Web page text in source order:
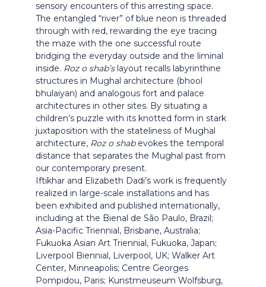
sensory encounters of this arresting space.
The entangled “river” of blue neon is threaded
through with red, rewarding the eye tracing
the maze with the one successful route
bridging the everyday outside and the liminal
inside. Roz o shab’slayout recalls labyrinthine
structures in Mughal architecture (bhool
bhulaiyan) and analogous fort and palace
architectures in other sites. By situating a
children’s puzzle with its knotted form in stark
juxtaposition with the stateliness of Mughal
architecture, Roz o shabevokes the temporal
distance that separates the Mughal past from
our contemporary present.
Iftikhar and Elizabeth Dadi’s work is frequently
realized in large-scale installations and has
been exhibited and published internationally,
including at the Bienal de São Paulo, Brazil;
Asia-Pacific Triennial, Brisbane, Australia;
Fukuoka Asian Art Triennial, Fukuoka, Japan;
Liverpool Biennial, Liverpool, UK; Walker Art
Center, Minneapolis; Centre Georges
Pompidou, Paris; Kunstmeuseum Wolfsburg,